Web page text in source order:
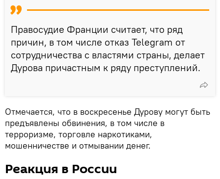
Правосудие Франции считает, что ряд
причин, в том числе отказ Telegram от
сотрудничества с властями страны, делает
Дурова причастным к ряду преступлений.
Отмечается, что в воскресенье Дурову могут быть
предъявлены обвинения, в том числе в
терроризме, торговле наркотиками,
мошенничестве и отмывании денег.
Реакция в России